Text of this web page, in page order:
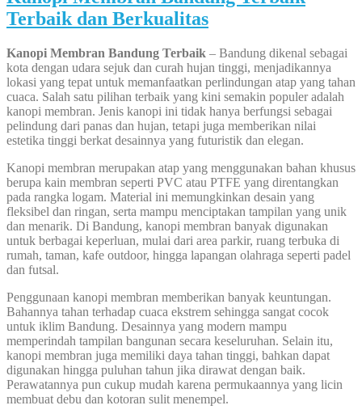
Terbaik dan Berkualitas
Kanopi Membran Bandung Terbaik – Bandung dikenal sebagai
kota dengan udara sejuk dan curah hujan tinggi, menjadikannya
lokasi yang tepat untuk memanfaatkan perlindungan atap yang tahan
cuaca. Salah satu pilihan terbaik yang kini semakin populer adalah
kanopi membran. Jenis kanopi ini tidak hanya berfungsi sebagai
pelindung dari panas dan hujan, tetapi juga memberikan nilai
estetika tinggi berkat desainnya yang futuristik dan elegan.
Kanopi membran merupakan atap yang menggunakan bahan khusus
berupa kain membran seperti PVC atau PTFE yang direntangkan
pada rangka logam. Material ini memungkinkan desain yang
fleksibel dan ringan, serta mampu menciptakan tampilan yang unik
dan menarik. Di Bandung, kanopi membran banyak digunakan
untuk berbagai keperluan, mulai dari area parkir, ruang terbuka di
rumah, taman, kafe outdoor, hingga lapangan olahraga seperti padel
dan futsal.
Penggunaan kanopi membran memberikan banyak keuntungan.
Bahannya tahan terhadap cuaca ekstrem sehingga sangat cocok
untuk iklim Bandung. Desainnya yang modern mampu
memperindah tampilan bangunan secara keseluruhan. Selain itu,
kanopi membran juga memiliki daya tahan tinggi, bahkan dapat
digunakan hingga puluhan tahun jika dirawat dengan baik.
Perawatannya pun cukup mudah karena permukaannya yang licin
membuat debu dan kotoran sulit menempel.